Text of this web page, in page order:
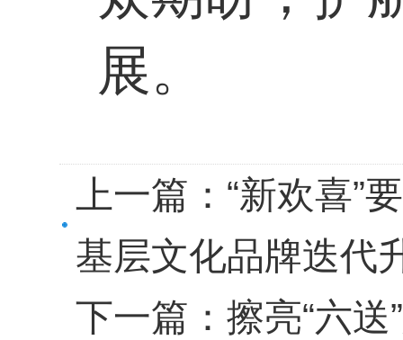
展。
上一篇： “新欢喜”
基层文化品牌迭代
下一篇： 擦亮“六